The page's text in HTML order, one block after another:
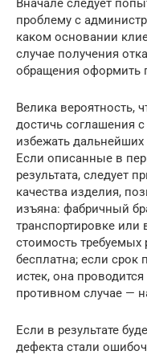
Вначале следует
проблему с
каком основании
случае получения
обращения оформить
Велика вероятность,
достичь соглашения
избежать дальнейших
Если описанные в
результата, следует
качества изделия,
изъяна: фабричный
транспортировке или
стоимость требуемых
бесплатна; если срок
истек, она
противном случае —
Если в результате
дефекта стали